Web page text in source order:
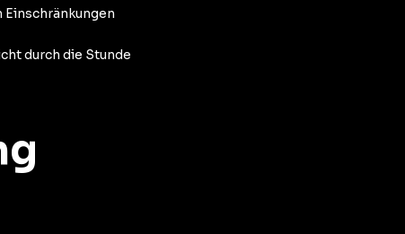
durch die Stunde